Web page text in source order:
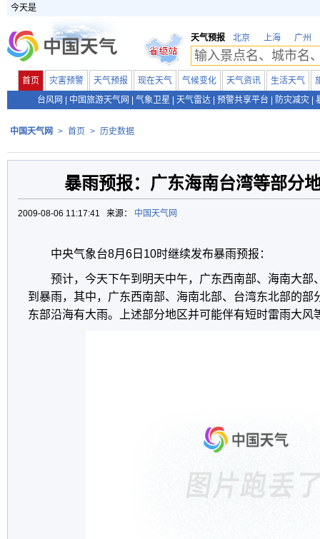
今天是
天气预报 北京 上海 广州
首页 灾害预警 天气预报 现在天气 气候变化 天气资讯 生活天气
台风网
中国旅游天气网 气象卫星 天气雷达 预警共享平台 防灾减灾
中国天气网 > 首页 > 历史数据
暴雨预报：广东海南台湾等部分
2009-08-06 11:17:41 来源： 中国天气网
中央气象台8月6日10时继续发布暴雨预报：
预计，今天下午到明天中午，广东西南部、海南大部
到暴雨，其中，广东西南部、海南北部、台湾东北部的部
东部沿海有大雨。上述部分地区并可能伴有短时雷雨大风